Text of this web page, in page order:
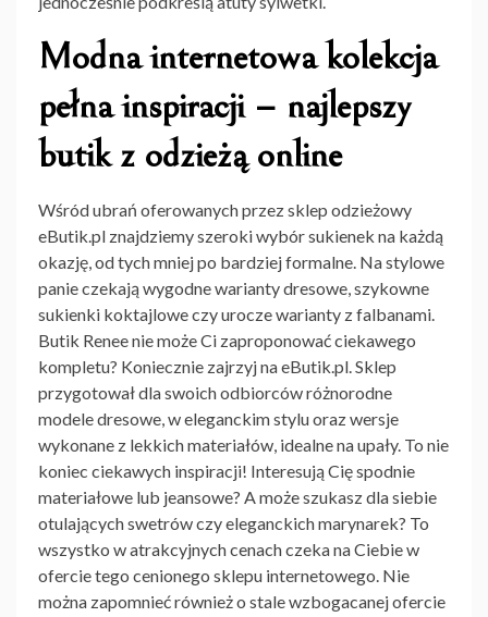
Modna internetowa kolekcja
pełna inspiracji – najlepszy
butik z odzieżą online
Wśród ubrań oferowanych przez sklep odzieżowy
eButik.pl znajdziemy szeroki wybór sukienek na każdą
okazję, od tych mniej po bardziej formalne. Na stylowe
panie czekają wygodne warianty dresowe, szykowne
sukienki koktajlowe czy urocze warianty z falbanami.
Butik Renee nie może Ci zaproponować ciekawego
kompletu? Koniecznie zajrzyj na eButik.pl. Sklep
przygotował dla swoich odbiorców różnorodne
modele dresowe, w eleganckim stylu oraz wersje
wykonane z lekkich materiałów, idealne na upały. To nie
koniec ciekawych inspiracji! Interesują Cię spodnie
materiałowe lub jeansowe? A może szukasz dla siebie
otulających swetrów czy eleganckich marynarek? To
wszystko w atrakcyjnych cenach czeka na Ciebie w
ofercie tego cenionego sklepu internetowego. Nie
można zapomnieć również o stale wzbogacanej ofercie